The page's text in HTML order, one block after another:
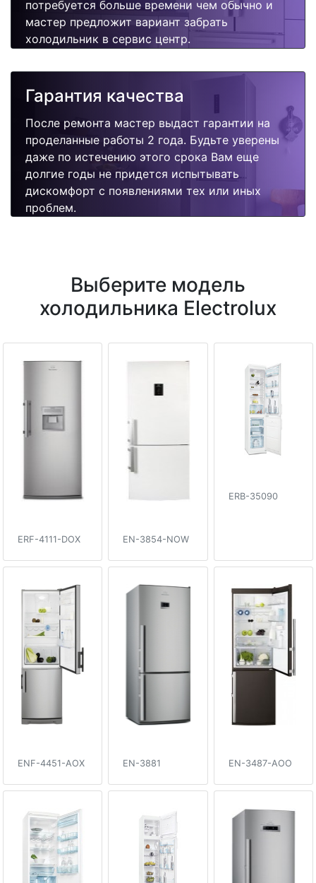
потребуется больше времени чем обычно и
мастер предложит вариант забрать
холодильник в сервис центр.
Гарантия качества
После ремонта мастер выдаст гарантии на
проделанные работы 2 года. Будьте уверены
даже по истечению этого срока Вам еще
долгие годы не придется испытывать
дискомфорт с появлениями тех или иных
проблем.
Выберите модель
холодильника Electrolux
ERF-4111-DOX EN-3854-NOW
ERB-35090
ENF-4451-AOX EN-3881 EN-3487-AOO